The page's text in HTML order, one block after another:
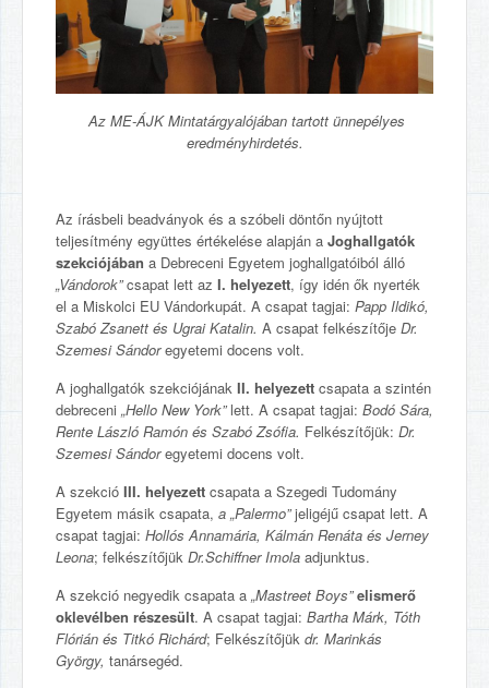
Az ME-ÁJK Mintatárgyalójában tartott ünnepélyes
eredményhirdetés.
Az írásbeli beadványok és a szóbeli döntőn nyújtott
teljesítmény együttes értékelése alapján a Joghallgatók
szekciójában a Debreceni Egyetem joghallgatóiból álló
„Vándorok”csapat lett az I. helyezett, így idén ők nyerték
el a Miskolci EU Vándorkupát. A csapat tagjai: Papp Ildikó,
Szabó Zsanett és Ugrai Katalin. A csapat felkészítője Dr.
Szemesi Sándoregyetemi docens volt.
A joghallgatók szekciójának II. helyezett csapata a szintén
debreceni „Hello New York”lett. A csapat tagjai: Bodó Sára,
Rente László Ramón és Szabó Zsófia. Felkészítőjük: Dr.
Szemesi Sándoregyetemi docens volt.
A szekció III. helyezett csapata a Szegedi Tudomány
Egyetem másik csapata, a „Palermo”jeligéjű csapat lett. A
csapat tagjai: Hollós Annamária, Kálmán Renáta és Jerney
Leona; felkészítőjük Dr.Schiffner Imola adjunktus.
A szekció negyedik csapata a „Mastreet Boys”elismerő
oklevélben részesült. A csapat tagjai: Bartha Márk, Tóth
Flórián és Titkó Richárd; Felkészítőjük dr. Marinkás
György, tanársegéd.